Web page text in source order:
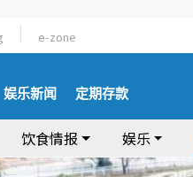
e-zone
娱乐新闻 定期存款
饮食情报 娱乐